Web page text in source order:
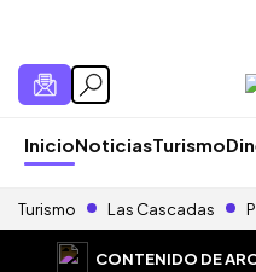
InicioNoticiasTurismo
Turismo Las Cascadas
CONTENIDO DE